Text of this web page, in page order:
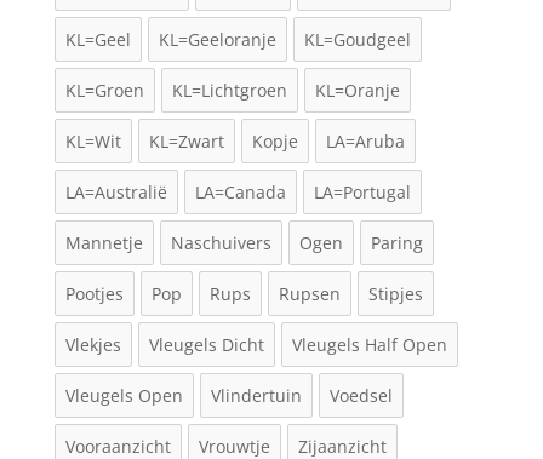
KL=Geel KL=Geeloranje KL=Goudgeel
KL=Groen KL=Lichtgroen KL=Oranje
KL=Wit KL=Zwart Kopje LA=Aruba
LA=Australië LA=Canada LA=Portugal
Mannetje Naschuivers Ogen Paring
Pootjes Pop Rups Rupsen Stipjes
Vlekjes Vleugels Dicht Vleugels Half Open
Vleugels Open Vlindertuin Voedsel
Vooraanzicht Vrouwtje Zijaanzicht